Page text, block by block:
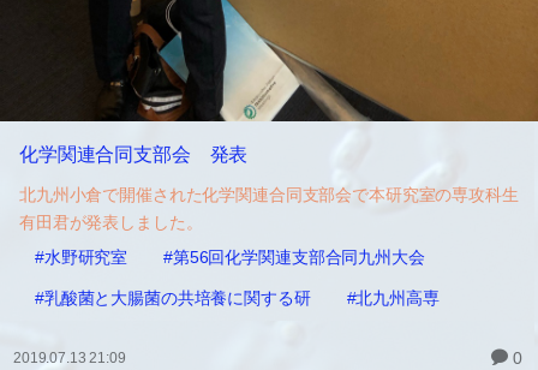
化学関連合同支部会 発表
北九州小倉で開催された化学関連合同支部会で本研究室の専攻科生
有田君が発表しました。
#水野研究室
#第56回化学関連支部合同九州大会
#乳酸菌と大腸菌の共培養に関する研 #北九州高専
2019.07.13 21:09 0